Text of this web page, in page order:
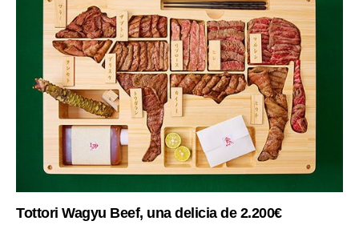
Tottori Wagyu Beef, una delicia de 2.200€